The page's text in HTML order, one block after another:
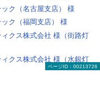
ク（名古屋支店） 様
ク（福岡支店） 様
ィクス株式会社 様（街路灯
ィクス株式会社 様（水銀灯
ページID：00213726